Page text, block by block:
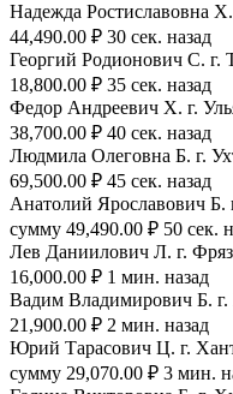
Надежда Ростиславовна
44,490.00 ₽ 30 сек. назад
Георгий Родионович С. г.
18,800.00 ₽ 35 сек. назад
Федор Андреевич Х. г.
38,700.00 ₽ 40 сек. назад
Людмила Олеговна Б. г.
69,500.00 ₽ 45 сек. назад
Анатолий Ярославович Б.
сумму 49,490.00 ₽ 50 сек.
Лев Даниилович Л. г.
16,000.00 ₽ 1 мин. назад
Вадим Владимирович Б. г.
21,900.00 ₽ 2 мин. назад
Юрий Тарасович Ц. г.
сумму 29,070.00 ₽ 3 мин.